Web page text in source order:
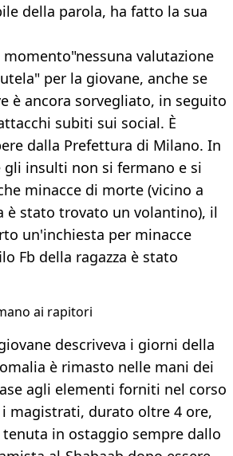
della parola, ha fatto la sua
valutazione
per la giovane, anche se
è ancora sorvegliato, in seguito
subiti sui social. È
dalla Prefettura di Milano. In
gli insulti non si fermano e si
minacce di morte (vicino a
è stato trovato un volantino), il
un'inchiesta per minacce
Fb della ragazza è stato
ai rapitori
descriveva i giorni della
è rimasto nelle mani dei
agli elementi forniti nel corso
magistrati, durato oltre 4 ore,
tenuta in ostaggio sempre dallo